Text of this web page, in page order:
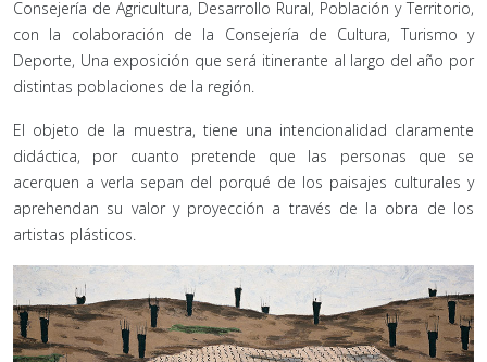
Consejería de Agricultura, Desarrollo Rural, Población y Territorio,
con la colaboración de la Consejería de Cultura, Turismo y
Deporte, Una exposición que será itinerante al largo del año por
distintas poblaciones de la región.
El objeto de la muestra, tiene una intencionalidad claramente
didáctica, por cuanto pretende que las personas que se
acerquen a verla sepan del porqué de los paisajes culturales y
aprehendan su valor y proyección a través de la obra de los
artistas plásticos.